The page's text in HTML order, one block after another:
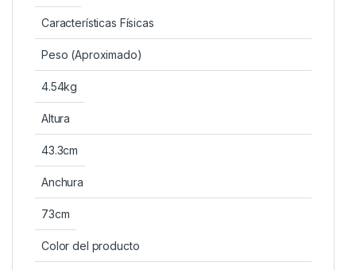
Características Físicas
Peso (Aproximado)
4.54kg
Altura
43.3cm
Anchura
73cm
Color del producto